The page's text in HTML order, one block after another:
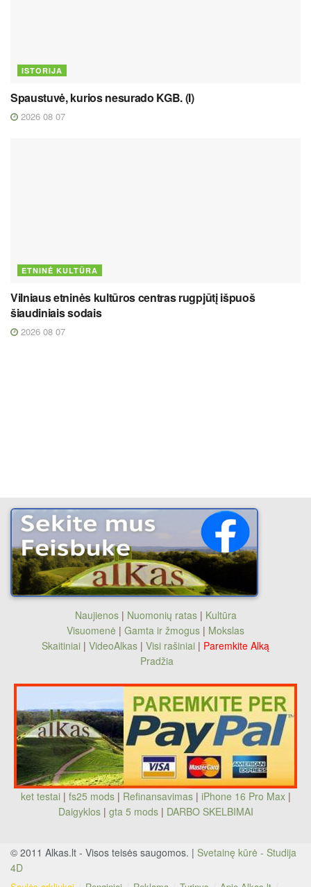
ISTORIJA
Spaustuvė, kurios nesurado KGB. (I)
2026 08 07
ETNINĖ KULTŪRA
Vilniaus etninės kultūros centras rugpjūtį išpuoš
šiaudiniais sodais
2026 08 07
Naujienos| Nuomonių ratas| Kultūra
Visuomenė | Gamta ir žmogus | Mokslas
Skaitiniai | VideoAlkas | Visi rašiniai | Paremkite Alką
Pradžia
ket testai | fs25 mods| Refinansavimas| iPhone 16 Pro Max|
Daigyklos| gta 5 mods | DARBO SKELBIMAI
© 2011 Alkas.lt - Visos teisės saugomos. | Svetainę kūrė - Studija
4D